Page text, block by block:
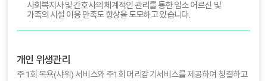
사회복지사 및 간호사의 체계적인 관리를 통한 입소 어르신 및
가족의 시설 이용 만족도 향상을 도모하고 있습니다.
개인 위생관리
주 1회 목욕(샤워) 서비스와 주1회 머리감기서비스를 제공하여 청결하고